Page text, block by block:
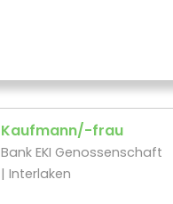
Kaufmann/-frau
Bank EKI Genossenschaft
| Interlaken